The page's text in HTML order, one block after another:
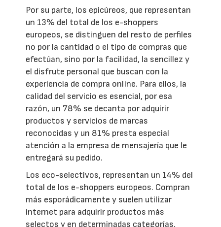
Por su parte, los epicúreos, que representan
un 13% del total de los e-shoppers
europeos, se distinguen del resto de perfiles
no por la cantidad o el tipo de compras que
efectúan, sino por la facilidad, la sencillez y
el disfrute personal que buscan con la
experiencia de compra online. Para ellos, la
calidad del servicio es esencial, por esa
razón, un 78% se decanta por adquirir
productos y servicios de marcas
reconocidas y un 81% presta especial
atención a la empresa de mensajería que le
entregará su pedido.
Los eco-selectivos, representan un 14% del
total de los e-shoppers europeos. Compran
más esporádicamente y suelen utilizar
internet para adquirir productos más
selectos y en determinadas categorías,